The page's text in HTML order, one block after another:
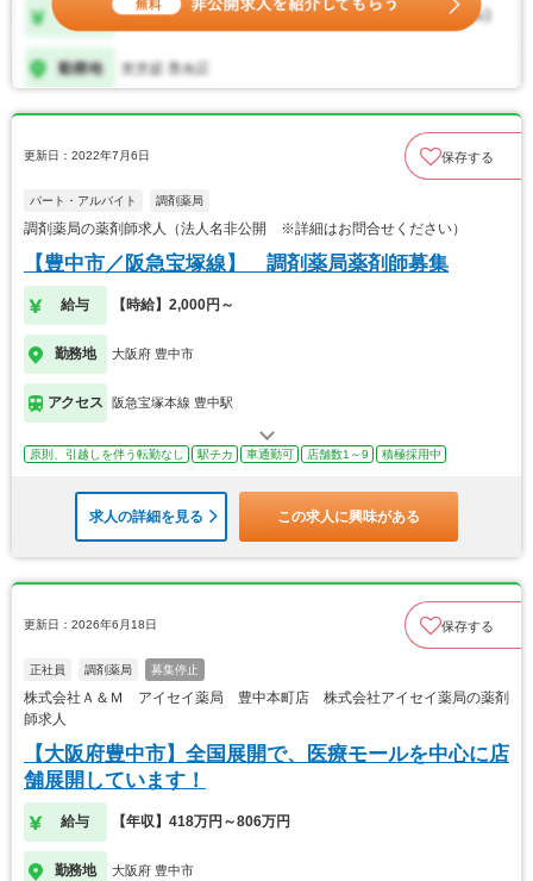
更新日：2022年7月6日 保存する
パート・アルバイト 調剤薬局
調剤薬局の薬剤師求人（法人名非公開 ※詳細はお問合せください）
【豊中市／阪急宝塚線】 調剤薬局薬剤師募集
給与 【時給】2,000円～
勤務地 大阪府 豊中市
アクセス 阪急宝塚本線 豊中駅
原則、引越しを伴う転勤なし 駅チカ 車通勤可 店舗数1～9 積極採用中
求人の詳細を見る この求人に興味がある
更新日：2026年6月18日 保存する
正社員 調剤薬局 募集停止
株式会社Ａ＆Ｍ アイセイ薬局 豊中本町店 株式会社アイセイ薬局の薬剤
師求人
【大阪府豊中市】全国展開で、医療モールを中心に店
舗展開しています！
給与 【年収】418万円～806万円
勤務地 大阪府 豊中市